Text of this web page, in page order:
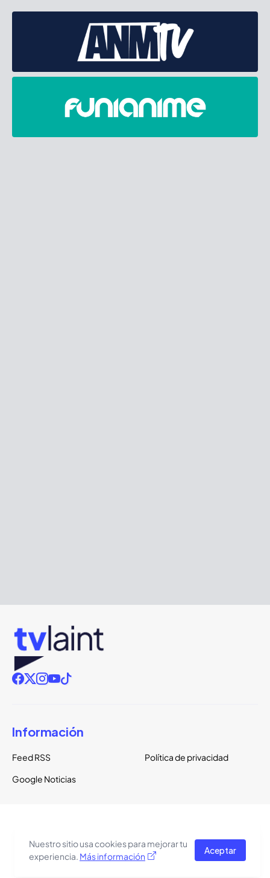
Información
Feed RSS
Política de privacidad
Google Noticias
Todos los derechos reservados.
El tema del sitio está basado en una plantilla de
Pro Blogger
Nuestro sitio usa cookies para mejorar tu
experiencia. Más información
Aceptar